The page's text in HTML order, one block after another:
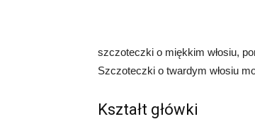
szczoteczki o miękkim włosiu,
Szczoteczki o twardym włosiu
Kształt główki